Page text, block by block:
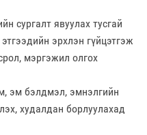
сургалт явуулах тусгай
эрхлэн гүйцэтгэж
мэргэжил олгох
эм бэлдмэл, эмнэлгийн
худалдан борлуулахад